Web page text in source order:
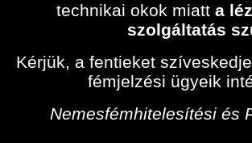
technikai okok miatt a
szolgáltatás
Kérjük, a fentieket
fémjelzési ügyeik
Nemesfémhitelesítési és